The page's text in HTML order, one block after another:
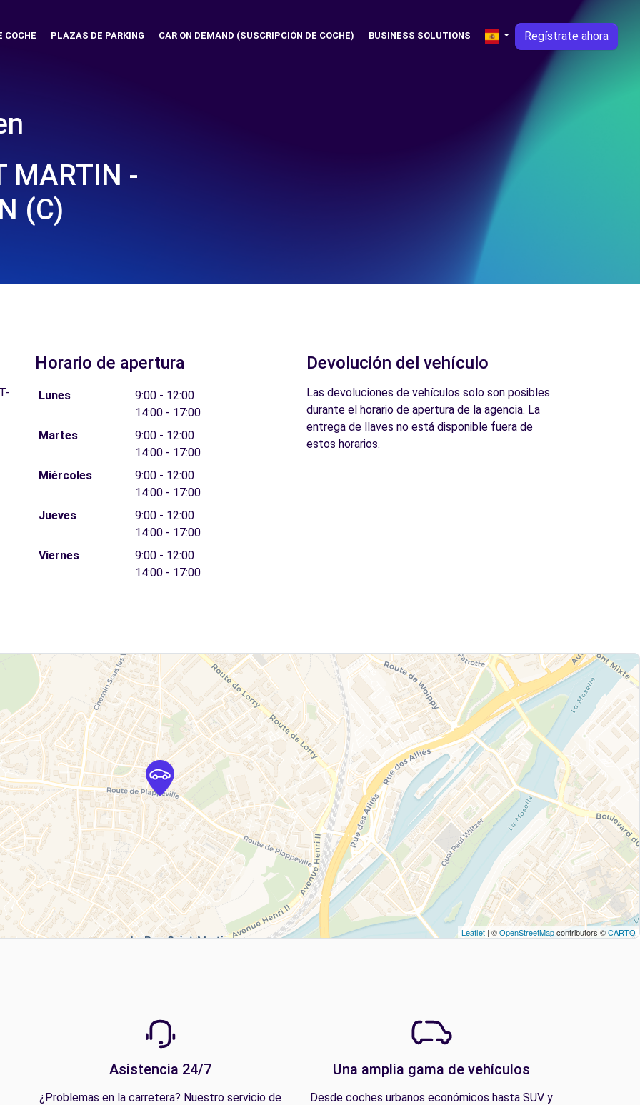
COCHE PLAZAS DE PARKING CAR ON DEMAND (SUSCRIPCIÓN DE COCHE) BUSINESS SOLUTIONS Regístrate ahora
MARTIN -
(C)
Horario de apertura
Lunes
9:00 - 12:00
14:00 - 17:00
Martes
9:00 - 12:00
14:00 - 17:00
Miércoles
9:00 - 12:00
14:00 - 17:00
Jueves
9:00 - 12:00
14:00 - 17:00
Viernes
9:00 - 12:00
14:00 - 17:00
Devolución del vehículo
Las devoluciones de vehículos solo son posibles
durante el horario de apertura de la agencia. La
entrega de llaves no está disponible fuera de
estos horarios.
Leaflet | ©OpenStreetMapcontributors ©CARTO
Asistencia 24/7
¿Problemas en la carretera? Nuestro servicio de
Una amplia gama de vehículos
Desde coches urbanos económicos hasta SUV y